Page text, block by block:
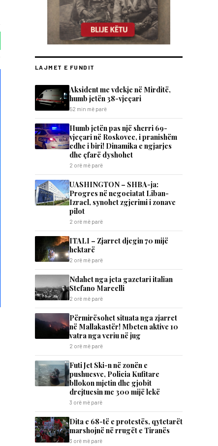
LAJMET E FUNDIT
Aksident me vdekje në Mirditë,
humb jetën 38-vjeçari
52 min më parë
Humb jetën pas një sherri 69-
vjeçari në Roskovec, i pranishëm
edhe i biri! Dinamika e ngjarjes
dhe çfarë dyshohet
2 orë më parë
UASHINGTON – SHBA-ja:
Progres në negociatat Liban-
Izrael, synohet zgjerimi i zonave
pilot
2 orë më parë
ITALI – Zjarret djegin 70 mijë
hektarë
2 orë më parë
Ndahet nga jeta gazetari italian
Stefano Marcelli
2 orë më parë
Përmirësohet situata nga zjarret
në Mallakastër! Mbeten aktive 10
vatra nga veriu në jug
2 orë më parë
Futi Jet Ski-n në zonën e
pushuesve, Policia Kufitare
bllokon mjetin dhe gjobit
drejtuesin me 300 mijë lekë
3 orë më parë
Dita e 68-të e protestës, qytetarët
marshojnë në rrugët e Tiranës
3 orë më parë